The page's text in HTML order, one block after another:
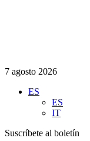
7 agosto 2026
ES
ES
IT
Suscríbete al boletín